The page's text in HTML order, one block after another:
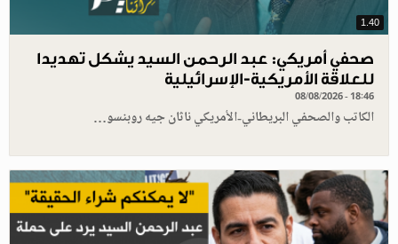
1.40
صحفي أمريكي: عبد الرحمن السيد يشكل تهديدا
للعلاقة الأمريكية-الإسرائيلية
08/08/2026 - 18:46
الكاتب والصحفي البريطاني-الأمريكي ناثان جيه روبنسو…